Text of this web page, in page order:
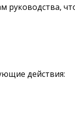
руководства,
действия: